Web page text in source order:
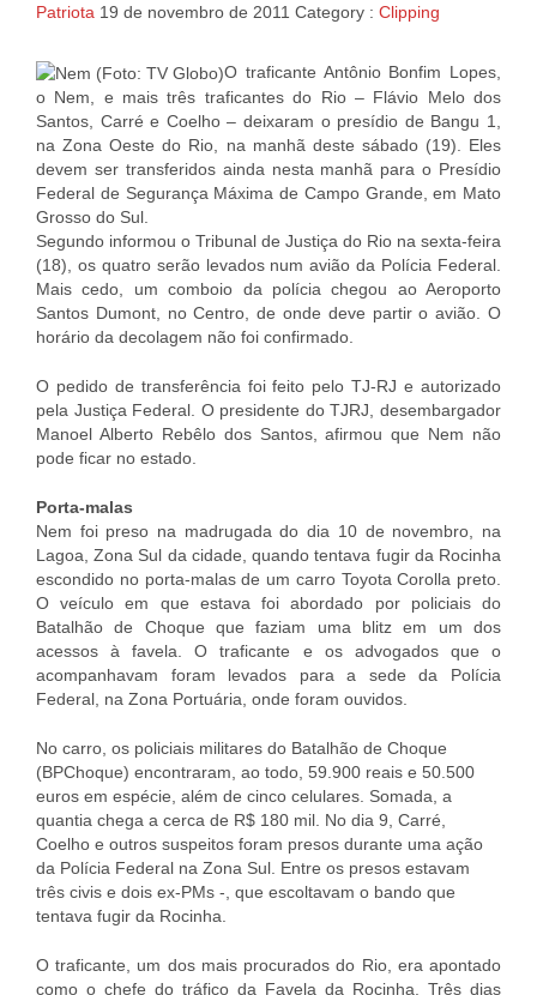
Patriota 19 de novembro de 2011 Category : Clipping
O traficante Antônio Bonfim Lopes,
o Nem, e mais três traficantes do Rio – Flávio Melo dos
Santos, Carré e Coelho – deixaram o presídio de Bangu 1,
na Zona Oeste do Rio, na manhã deste sábado (19). Eles
devem ser transferidos ainda nesta manhã para o Presídio
Federal de Segurança Máxima de Campo Grande, em Mato
Grosso do Sul.
Segundo informou o Tribunal de Justiça do Rio na sexta-feira
(18), os quatro serão levados num avião da Polícia Federal.
Mais cedo, um comboio da polícia chegou ao Aeroporto
Santos Dumont, no Centro, de onde deve partir o avião. O
horário da decolagem não foi confirmado.
O pedido de transferência foi feito pelo TJ-RJ e autorizado
pela Justiça Federal. O presidente do TJRJ, desembargador
Manoel Alberto Rebêlo dos Santos, afirmou que Nem não
pode ficar no estado.
Porta-malas
Nem foi preso na madrugada do dia 10 de novembro, na
Lagoa, Zona Sul da cidade, quando tentava fugir da Rocinha
escondido no porta-malas de um carro Toyota Corolla preto.
O veículo em que estava foi abordado por policiais do
Batalhão de Choque que faziam uma blitz em um dos
acessos à favela. O traficante e os advogados que o
acompanhavam foram levados para a sede da Polícia
Federal, na Zona Portuária, onde foram ouvidos.
No carro, os policiais militares do Batalhão de Choque
(BPChoque) encontraram, ao todo, 59.900 reais e 50.500
euros em espécie, além de cinco celulares. Somada, a
quantia chega a cerca de R$ 180 mil. No dia 9, Carré,
Coelho e outros suspeitos foram presos durante uma ação
da Polícia Federal na Zona Sul. Entre os presos estavam
três civis e dois ex-PMs -, que escoltavam o bando que
tentava fugir da Rocinha.
O traficante, um dos mais procurados do Rio, era apontado
como o chefe do tráfico da Favela da Rocinha. Três dias